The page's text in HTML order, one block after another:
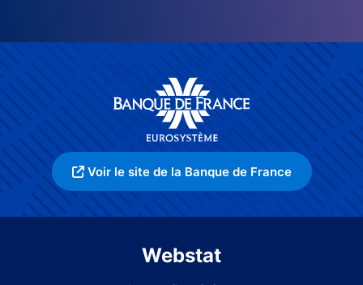
Voir le site de la Banque de France
Webstat